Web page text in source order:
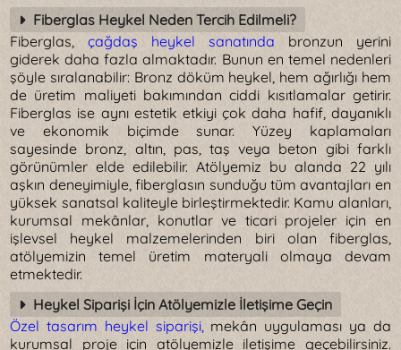
Fiberglas Heykel Neden Tercih Edilmeli?
Fiberglas,çağdaş heykel sanatında bronzun yerini
giderek daha fazla almaktadır. Bunun en temel nedenleri
şöyle sıralanabilir: Bronz döküm heykel, hem ağırlığı hem
de üretim maliyeti bakımından ciddi kısıtlamalar getirir.
Fiberglas ise aynı estetik etkiyi çok daha hafif, dayanıklı
ve ekonomik biçimde sunar. Yüzey kaplamaları
sayesinde bronz, altın, pas, taş veya beton gibi farklı
görünümler elde edilebilir. Atölyemiz bu alanda 22 yılı
aşkın deneyimiyle, fiberglasın sunduğu tüm avantajları en
yüksek sanatsal kaliteyle birleştirmektedir. Kamu alanları,
kurumsal mekânlar, konutlar ve ticari projeler için en
işlevsel heykel malzemelerinden biri olan fiberglas,
atölyemizin temel üretim materyali olmaya devam
etmektedir.
Heykel Siparişi İçin Atölyemizle İletişime Geçin
Özel tasarım heykel siparişi,mekân uygulaması ya da
kurumsal proje için atölyemizle iletişime geçebilirsiniz.